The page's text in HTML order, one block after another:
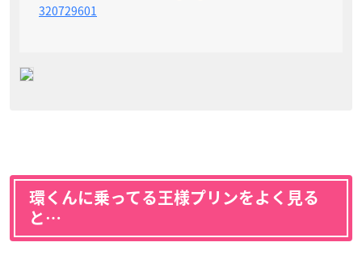
320729601
環くんに乗ってる王様プリンをよく見る
と…